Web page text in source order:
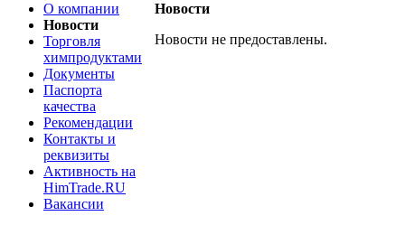
О компании
Новости
Торговля
химпродуктами
Документы
Паспорта
качества
Рекомендации
Контакты и
реквизиты
Активность на
HimTrade.RU
Вакансии
Новости
Новости не предоставлены.